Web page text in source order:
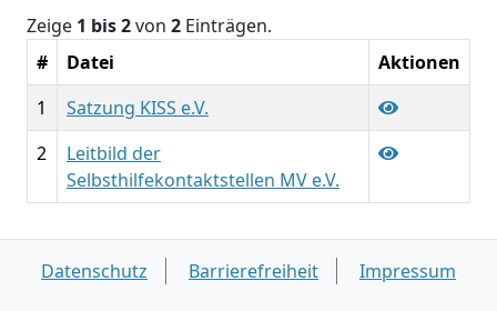
Zeige 1 bis 2von 2 Einträgen.
#
Datei
Aktionen
1
Satzung KISS e.V.
2
Leitbild der
Selbsthilfekontaktstellen MV e.V.
Datenschutz Barrierefreiheit Impressum